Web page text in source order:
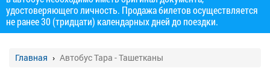
удостоверяющего личность. Продажа билетов осуществляется
не ранее 30 (тридцати) календарных дней до поездки.
Главная Автобус Тара - Ташетканы